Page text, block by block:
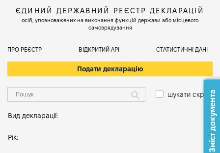
ЄДИНИЙ ДЕРЖАВНИЙ РЕЄСТР ДЕКЛАРАЦІЙ
осіб, уповноважених на виконання функцій держави або місцевого
самоврядування
ПРО РЕЄСТР ВІДКРИТИЙ АРІ СТАТИСТИЧНІ ДАНІ
Подати декларацію
шукати скрізь
Вид декларації:
Рік: Зміст документа